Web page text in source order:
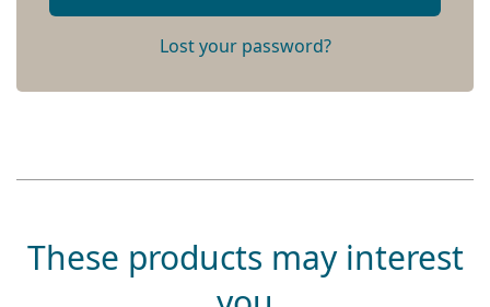
Lost your password?
These products may interest